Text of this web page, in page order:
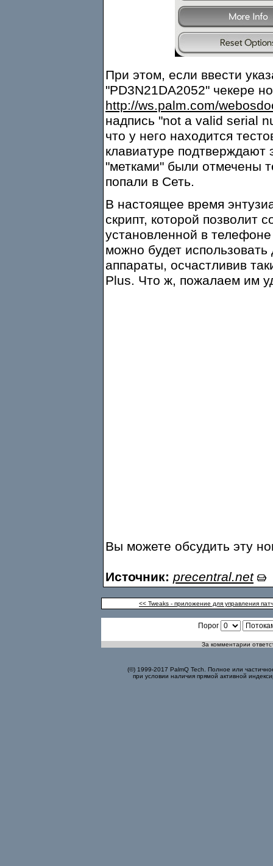
При этом, если ввести
"PD3N21DA2052" чекере
http://ws.palm.com/
надпись "not a valid serial
что у него находится
клавиатуре подтверждают
"метками" были отмечены
попали в Сеть.
В настоящее время
скрипт, которой позволит
установленной в
можно будет
аппараты, осчастливив
Plus. Что ж, пожалаем им
Вы можете обсудить эту
Источник: precentral.net
<< Tweaks - приложение для управления
Порог
За комментарии
(©) 1999-2017 PalmQ Tech. Полное или
при условии наличия прямой активной